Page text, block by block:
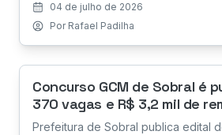
04 de julho de 2026
Por Rafael Padilha
Concurso GCM de Sobral é
370 vagas e R$ 3,2 mil de
Prefeitura de Sobral publica edital